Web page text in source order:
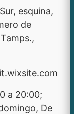
esquina,
de
a 20:00;
De